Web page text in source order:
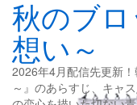
秋のブ
想い～
2026年4月配信先更新
～』のあらすじ、キャ